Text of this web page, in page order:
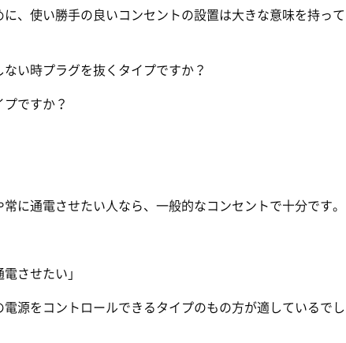
、使い勝手の良いコンセントの設置は大きな意味を持って
い時プラグを抜くタイプですか？
ですか？
に通電させたい人なら、一般的なコンセントで十分です。
させたい」
源をコントロールできるタイプのもの方が適しているでし